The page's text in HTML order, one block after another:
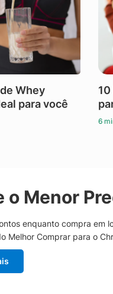
Whey
para você
6
o Menor
enquanto compra em
Melhor Comprar para o